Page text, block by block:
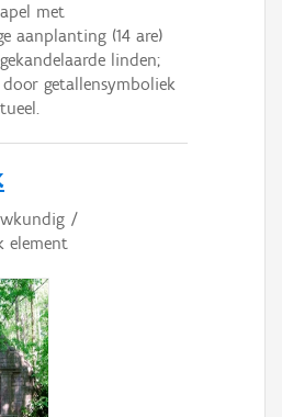
met
aanplanting (14 are)
linden;
getallensymboliek
/
element